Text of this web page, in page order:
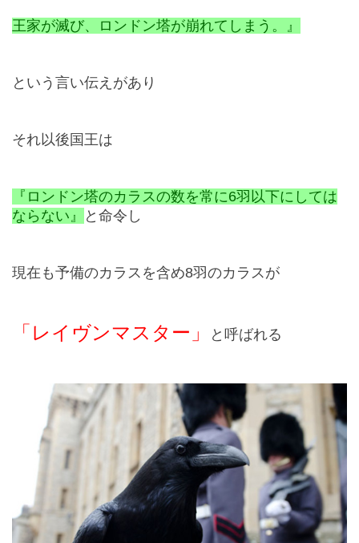
王家が滅び、ロンドン塔が崩れてしまう。』
という言い伝えがあり
それ以後国王は
『ロンドン塔のカラスの数を常に6羽以下にしては
ならない』
と命令し
現在も予備のカラスを含め8羽のカラスが
「レイヴンマスター」 と呼ばれる